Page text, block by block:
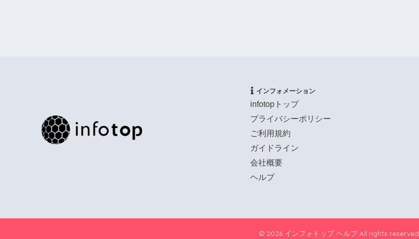
インフォメーション
infotopトップ
プライバシーポリシー
ご利用規約
ガイドライン
会社概要
ヘルプ
© 2026 インフォトップ ヘルプ All rights reserved.